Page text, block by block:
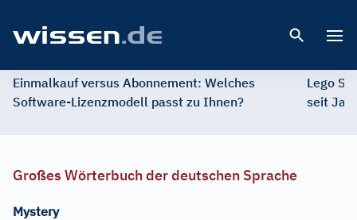
Einmalkauf versus Abonnement: Welches
Software-Lizenzmodell passt zu Ihnen?
Lego
seit
Großes Wörterbuch der deutschen Sprache
Mystery